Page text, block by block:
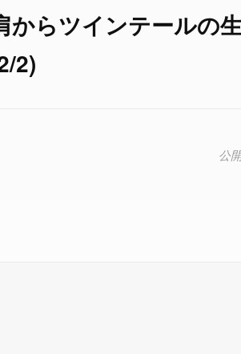
からツインテールの
2)